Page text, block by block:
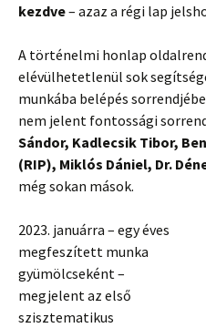
kezdve– azaz a régi lap
A történelmi honlap
elévülhetetlenül sok
munkába belépés
nem jelent fontossági
Sándor, Kadlecsik Tibor,
(RIP), Miklós Dániel, Dr.
még sokan mások.
2023. januárra – egy éves
megfeszített munka
gyümölcseként –
megjelent az első
szisztematikus